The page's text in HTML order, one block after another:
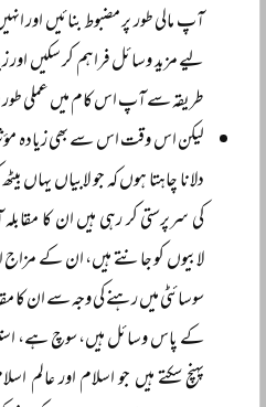
آپ مالی طور پر مضبوط بنائیں اور
لیے مزید وسائل فراہم کر سکیں
طریقہ سے آپ اس کام میں عملی طور
لیکن اس وقت اس سے بھی زیادہ
دلانا چاہتا ہوں کہ جو لابیاں یہاں
کی سرپرستی کر رہی ہیں ان کا
لابیوں کو جانتے ہیں، ان کے مزاج
سوسائٹی میں رہنے کی وجہ سے ان
کے پاس وسائل ہیں، سوچ ہے،
پہنچ سکتے ہیں جو اسلام اور